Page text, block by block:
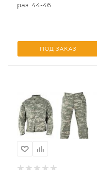
раз. 44-46
ПОД ЗАКАЗ